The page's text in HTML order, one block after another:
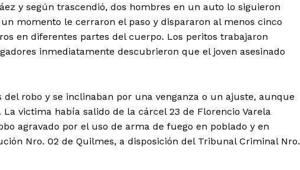
y según trascendió, dos hombres en un auto lo siguieron
momento le cerraron el paso y dispararon al menos cinco
en diferentes partes del cuerpo. Los peritos trabajaron
inmediatamente descubrieron que el joven asesinado
robo y se inclinaban por una venganza o un ajuste, aunque
victima había salido de la cárcel 23 de Florencio Varela
agravado por el uso de arma de fuego en poblado y en
Nro. 02 de Quilmes, a disposición del Tribunal Criminal Nro.